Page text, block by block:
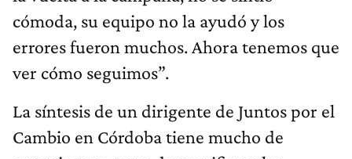
cómoda, su equipo no la ayudó y los
errores fueron muchos. Ahora tenemos que
ver cómo seguimos”.
La síntesis de un dirigente de Juntos por el
Cambio en Córdoba tiene mucho de